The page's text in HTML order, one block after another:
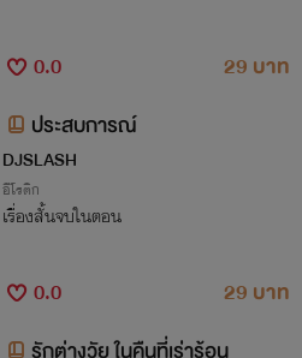
0.0
29 บาท
ประสบการณ์
DJSLASH
อีโรติก
เรื่องสั้นจบในตอน
0.0
29 บาท